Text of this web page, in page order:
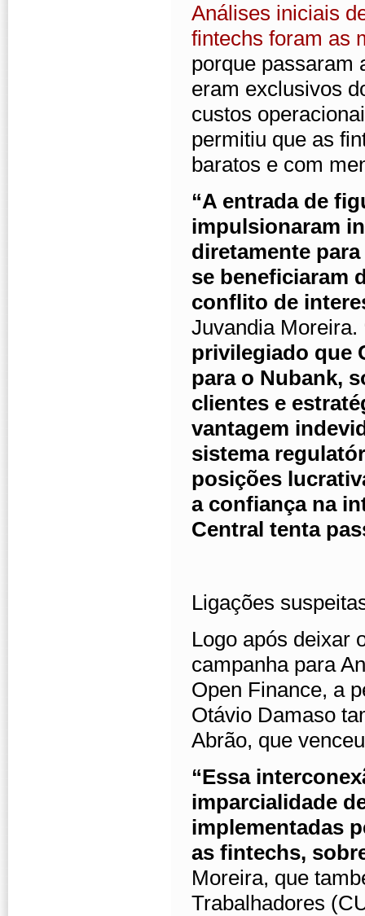
Análises iniciais
fintechs foram as
porque passaram
eram exclusivos
custos
permitiu que as
baratos e com
“A entrada de
impulsionaram
diretamente
se beneficiaram
conflito de
Juvandia Moreira.
privilegiado que
para o Nubank,
clientes e
vantagem
sistema
posições
a confiança na
Central tenta
Ligações
Logo após deixar
campanha para
Open Finance, a
Otávio Damaso
Abrão, que
“Essa
imparcialidade
implementadas
as fintechs,
Moreira, que
Trabalhadores